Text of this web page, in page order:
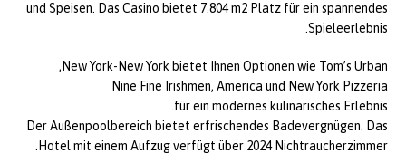
und Speisen. Das Casino bietet 7.804 m2 Platz für ein spannendes
Spieleerlebnis.
New York-New York bietet Ihnen Optionen wie Tom’s Urban,
Nine Fine Irishmen, America und New York Pizzeria
für ein modernes kulinarisches Erlebnis.
Der Außenpoolbereich bietet erfrischendes Badevergnügen. Das
Hotel mit einem Aufzug verfügt über 2024 Nichtraucherzimmer.